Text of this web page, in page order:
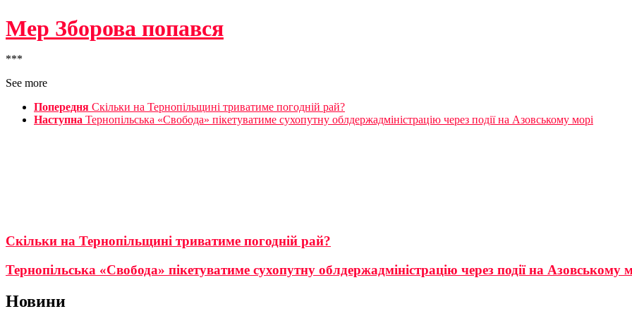
Мер Зборова попався
***
See more
Попередня Скільки на Тернопільщині триватиме погодній рай?
Наступна Тернопільська «Свобода» пікетуватиме сухопутну облдержадміністрацію через події на Азовському морі
Скільки на Тернопільщині триватиме погодній рай?
Тернопільська «Свобода» пікетуватиме сухопутну облдержадміністрацію через події на Азовському
Новини